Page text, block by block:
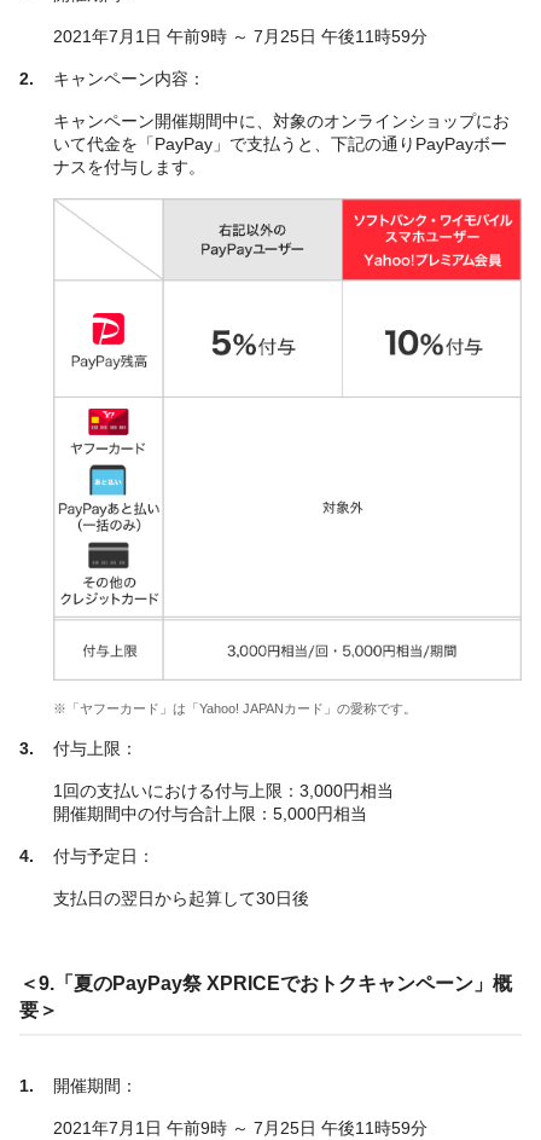
2021年7月1日 午前9時 ～ 7月25日 午後11時59分
キャンペーン内容：
キャンペーン開催期間中に、対象のオンラインショップにお
いて代金を「PayPay」で支払うと、下記の通りPayPayボー
ナスを付与します。
※「ヤフーカード」は「Yahoo! JAPANカード」の愛称です。
付与上限：
1回の支払いにおける付与上限：3,000円相当
開催期間中の付与合計上限：5,000円相当
付与予定日：
支払日の翌日から起算して30日後
＜9.「夏のPayPay祭 XPRICEでおトクキャンペーン」概
要＞
開催期間：
2021年7月1日 午前9時 ～ 7月25日 午後11時59分